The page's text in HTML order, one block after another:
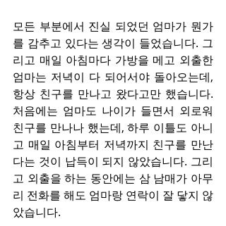
모든 부분에서 진실 되었던 엄마가 뭔가
를 감추고 있다는 생각이 들었습니다. 그
리고 매일 아침마다 가방을 메고 외출한
엄마는 저녁이 다 되어서야 돌아오는데,
항상 친구를 만나고 왔다고만 했습니다.
처음에는 엄마도 나이가 들면서 외로워
친구를 만나나 했는데, 하루 이틀도 아니
고 매일 아침부터 저녁까지 친구를 만난
다는 것이 납득이 되지 않았습니다. 그리
고 외출을 하는 동안에는 삼 남매가 아무
리 전화를 해도 엄마랑 연락이 잘 닿지 않
았습니다.